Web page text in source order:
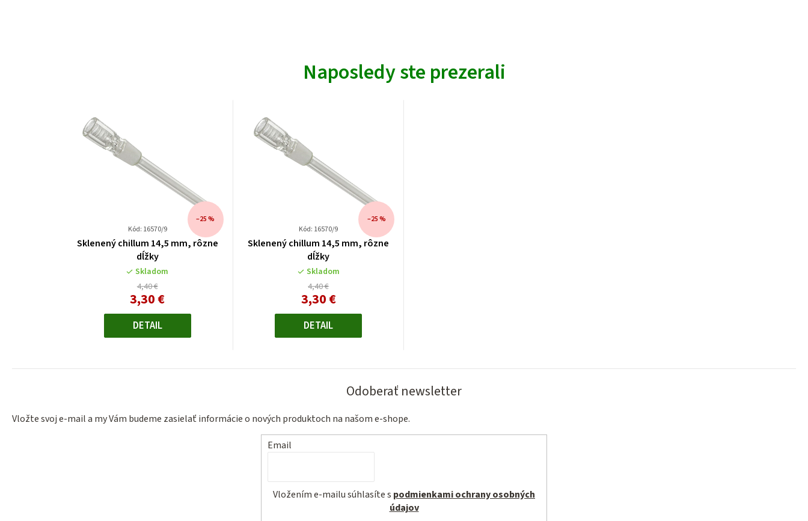
Naposledy ste prezerali
Kód: 16570/9
Sklenený chillum 14,5 mm, rôzne
dĺžky
Skladom
4,40 €
–25 %
3,30 €
DETAIL
Kód: 16570/9
Sklenený chillum 14,5 mm, rôzne
dĺžky
Skladom
4,40 €
–25 %
3,30 €Jednotková
DETAIL
Odoberať newsletter
Vložte svoj e-mail a my Vám budeme zasielať informácie o nových produktoch na našom e-shope.
Email
Vložením e-mailu súhlasíte s podmienkami ochrany osobných
údajov